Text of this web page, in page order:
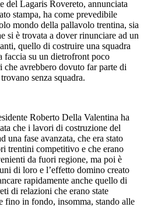
del Lagaris Rovereto, annunciata
stampa, ha come prevedibile
mondo della pallavolo trentina, sia
si è trovata a dover rinunciare ad un
quello di costruire una squadra
faccia su un dietrofront poco
avrebbero dovuto far parte di
senza squadra.
Roberto Della Valentina ha
che i lavori di costruzione del
una fase avanzata, che era stato
trentini competitivo e che erano
da fuori regione, ma poi è
di loro e l’effetto domino creato
rapidamente anche quello di
di relazioni che erano state
fino in fondo, insomma, stando alle